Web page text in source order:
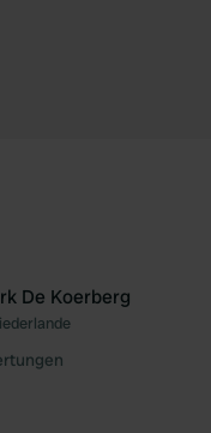
De Koerberg